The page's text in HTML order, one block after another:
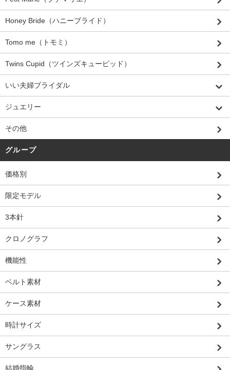
Honey Bride（ハニーブライド）
Tomo me（トモミ）
Twins Cupid（ツインズキューピッド）
いい夫婦ブライダル
ジュエリー
その他
グループ
価格別
限定モデル
3本針
クロノグラフ
機能性
ベルト素材
ケース素材
時計サイズ
サングラス
結婚指輪